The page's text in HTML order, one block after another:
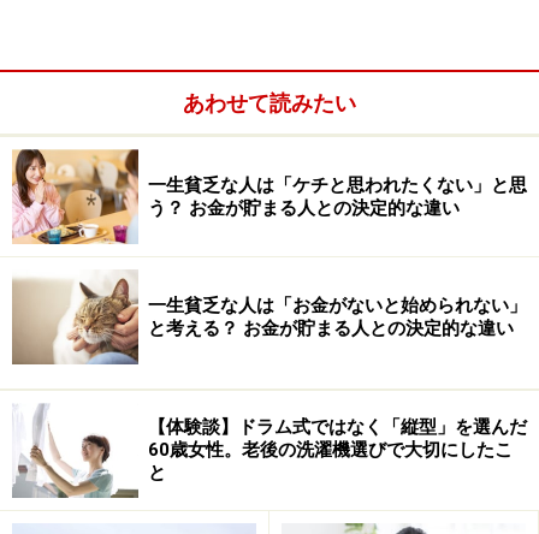
ステップ2：老後に不要となる費用を整理
あわせて読みたい
一生貧乏な人は「ケチと思われたくない」と思
う？ お金が貯まる人との決定的な違い
一生貧乏な人は「お金がないと始められない」
と考える？ お金が貯まる人との決定的な違い
【体験談】ドラム式ではなく「縦型」を選んだ
60歳女性。老後の洗濯機選びで大切にしたこ
と